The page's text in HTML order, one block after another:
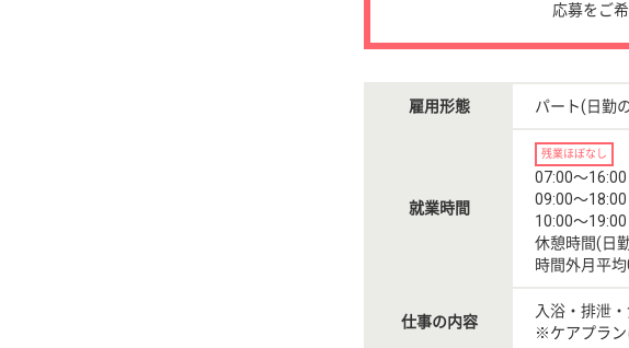
応募をご
雇用形態 パート(日勤
就業時間
残業ほぼなし
07:00〜16:00
09:00〜18:00
10:00〜19:00
休憩時間(日
時間外月平
仕事の内容
入浴・排泄
※ケアプラン